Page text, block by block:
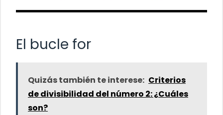
El bucle for
Quizás también te interese: Criterios
de divisibilidad del número 2: ¿Cuáles
son?